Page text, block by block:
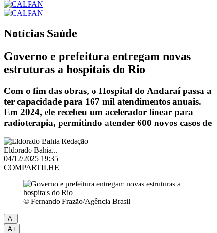
Notícias Saúde
Governo e prefeitura entregam novas
estruturas a hospitais do Rio
Com o fim das obras, o Hospital do Andaraí passa a
ter capacidade para 167 mil atendimentos anuais.
Em 2024, ele recebeu um acelerador linear para
radioterapia, permitindo atender 600 novos casos de
Eldorado Bahia...
04/12/2025 19:35
COMPARTILHE
© Fernando Frazão/Agência Brasil
A-
A+